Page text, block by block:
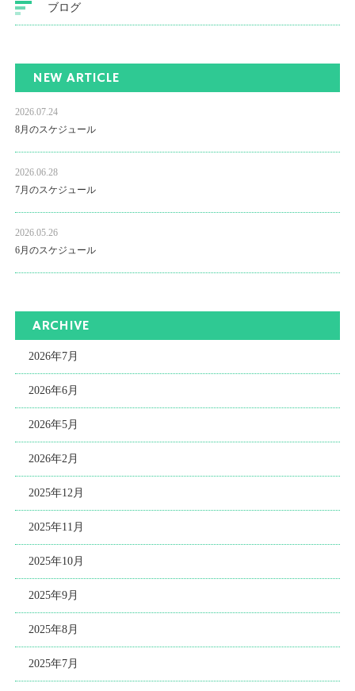
ブログ
NEW ARTICLE
2026.07.24
8月のスケジュール
2026.06.28
7月のスケジュール
2026.05.26
6月のスケジュール
ARCHIVE
2026年7月
2026年6月
2026年5月
2026年2月
2025年12月
2025年11月
2025年10月
2025年9月
2025年8月
2025年7月